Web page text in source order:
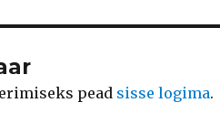
pead sisse logima.